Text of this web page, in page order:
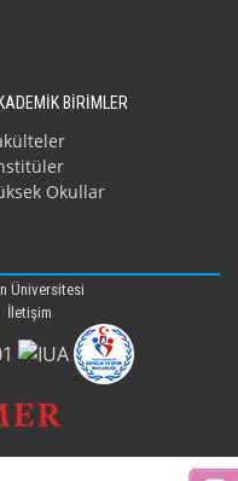
BİRİMLER
Okullar
Üniversitesi
İletişim